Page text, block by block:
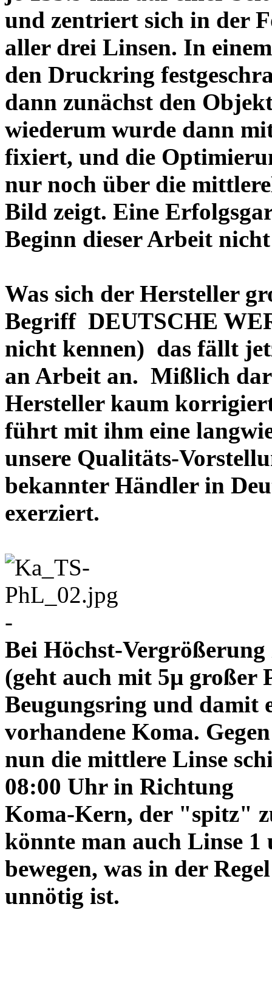
und zentriert sich in der
aller drei Linsen. In
den Druckring
dann zunächst den
wiederum wurde dann
fixiert, und die
nur noch über die
Bild zeigt. Eine
Beginn dieser Arbeit
Was sich der Hersteller
Begriff DEUTSCHE
nicht kennen) das fällt
an Arbeit an. Mißlich
Hersteller kaum
führt mit ihm eine
unsere Qualitäts-
bekannter Händler in
exerziert.
-
Bei Höchst-
(geht auch mit 5µ großer
Beugungsring und damit
vorhandene Koma.
nun die mittlere Linse
08:00 Uhr in Richtung
Koma-Kern, der "spitz"
könnte man auch Linse
bewegen, was in der Regel
unnötig ist.